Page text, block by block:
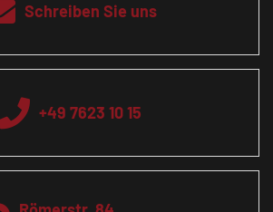
Schreiben Sie uns
+49 7623 10 15